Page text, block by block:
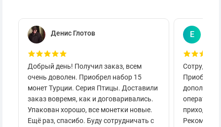
Денис Глотов
Добрый день! Получил заказ, всем
очень доволен. Приобрел набор 15
монет Турции. Серия Птицы. Доставили
заказ вовремя, как и договаривались.
Упакован хорошо, все монетки новые.
Ещё раз, спасибо. Буду сотрудничать с
Е
приходило